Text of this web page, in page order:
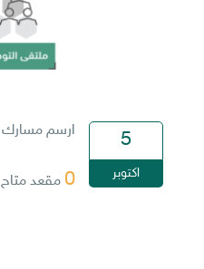
5
اكتوبر
ارسم مسارك
0 مقعد متاح